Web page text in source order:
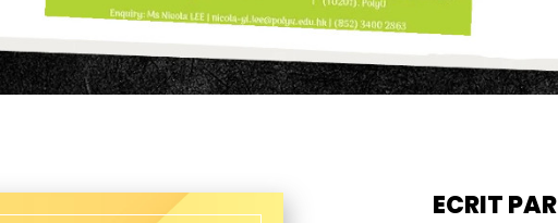
ECRIT PAR